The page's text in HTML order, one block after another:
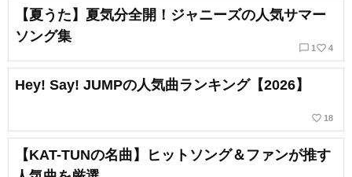
【夏うた】夏気分全開！ジャニーズの人気サマー
ソング集
chat_bubble_outline 1 favorite_border 4
Hey! Say! JUMPの人気曲ランキング【2026】
favorite_border 18
【KAT-TUNの名曲】ヒットソング＆ファンが推す